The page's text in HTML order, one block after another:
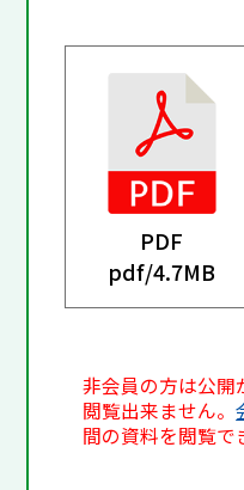
PDF
pdf/4.7MB
非会員の方は公開
閲覧出来ません。
間の資料を閲覧で